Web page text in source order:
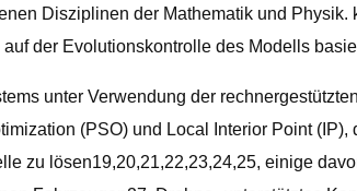
Disziplinen der Mathematik und Physik.
der Evolutionskontrolle des Modells
unter Verwendung der
(PSO) und Local Interior Point
zu lösen19,20,21,22,23,24,25, einige